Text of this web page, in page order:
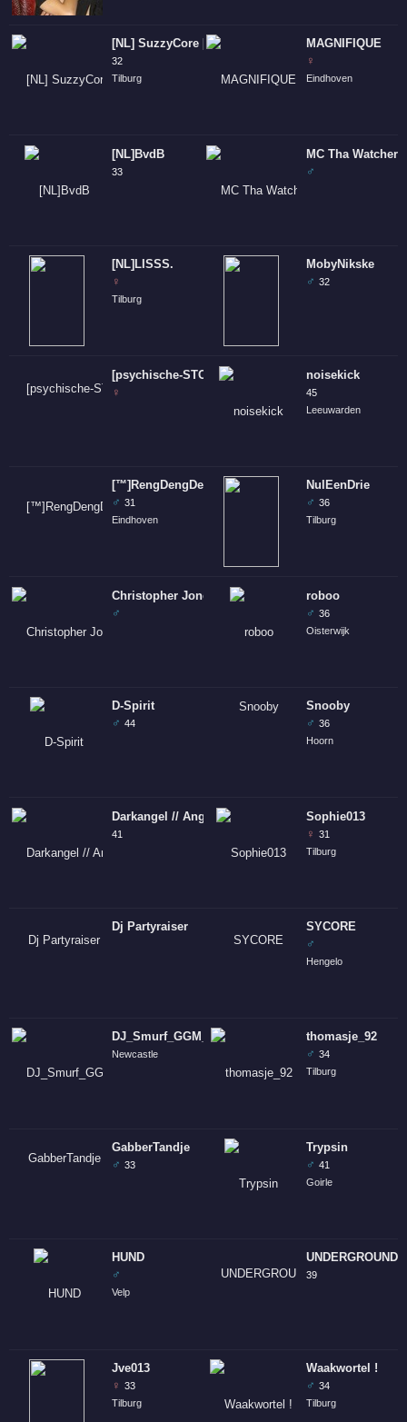
[NL] SuzzyCore [NL]
32
Tilburg
[NL]BvdB
33
[NL]LISSS.
♀
Tilburg
[psychische-STOORNIS]
♀
[™]RengDengDeng
♂ 31
Eindhoven
Christopher Jones ™
♂
D-Spirit
♂ 44
Darkangel // Angelic
41
Dj Partyraiser
DJ_Smurf_GGM_UK
Newcastle
GabberTandje
♂ 33
HUND
♂
Velp
Jve013
♀ 33
Tilburg
MAGNIFIQUE
♀
Eindhoven
MC Tha Watcher
♂
MobyNikske
♂ 32
noisekick
45
Leeuwarden
NulEenDrie
♂ 36
Tilburg
roboo
♂ 36
Oisterwijk
Snooby
♂ 36
Hoorn
Sophie013
♀ 31
Tilburg
SYCORE
♂
Hengelo
thomasje_92
♂ 34
Tilburg
Trypsin
♂ 41
Goirle
39
Waakwortel !
♂ 34
Tilburg